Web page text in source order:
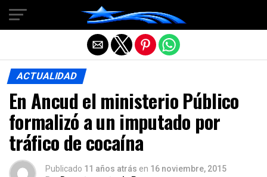
ACTUALIDAD
En Ancud el ministerio Público
formalizó a un imputado por
tráfico de cocaína
Publicado 11 años atrás en 16 noviembre, 2015
Salir de la versión móvil